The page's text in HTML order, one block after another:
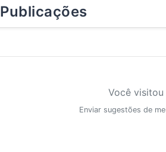
Publicações
Você
Enviar sugestões de